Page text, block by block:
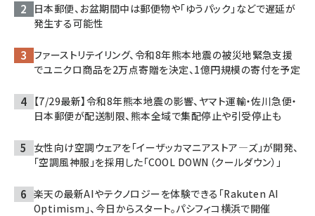
日本郵便、お盆期間中は郵便物や「ゆうパック」などで遅延が
発生する可能性
ファーストリテイリング、令和8年熊本地震の被災地緊急支援
でユニクロ商品を2万点寄贈を決定、1億円規模の寄付を予定
【7/29最新】令和8年熊本地震の影響、ヤマト運輸・佐川急便・
日本郵便が配送制限、熊本全域で集配停止や引受停止も
女性向け空調ウェアを「イーザッカマニアストア―ズ」が開発、
「空調風神服」を採用した「COOL DOWN（クールダウン）」
楽天の最新AIやテクノロジーを体験できる「Rakuten AI
Optimism」、今日からスタート。パシフィコ横浜で開催